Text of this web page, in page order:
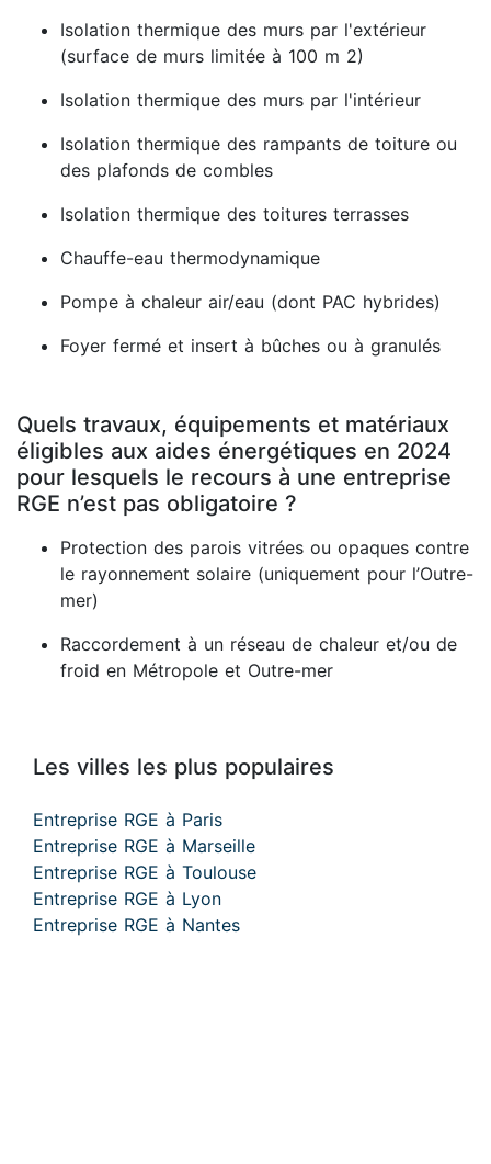
Isolation thermique des murs par l'extérieur
(surface de murs limitée à 100 m 2)
Isolation thermique des murs par l'intérieur
Isolation thermique des rampants de toiture ou
des plafonds de combles
Isolation thermique des toitures terrasses
Chauffe-eau thermodynamique
Pompe à chaleur air/eau (dont PAC hybrides)
Foyer fermé et insert à bûches ou à granulés
Quels travaux, équipements et matériaux
éligibles aux aides énergétiques en 2024
pour lesquels le recours à une entreprise
RGE n’est pas obligatoire ?
Protection des parois vitrées ou opaques contre
le rayonnement solaire (uniquement pour l’Outre-
mer)
Raccordement à un réseau de chaleur et/ou de
froid en Métropole et Outre-mer
Les villes les plus populaires
Entreprise RGE à Paris
Entreprise RGE à Marseille
Entreprise RGE à Toulouse
Entreprise RGE à Lyon
Entreprise RGE à Nantes